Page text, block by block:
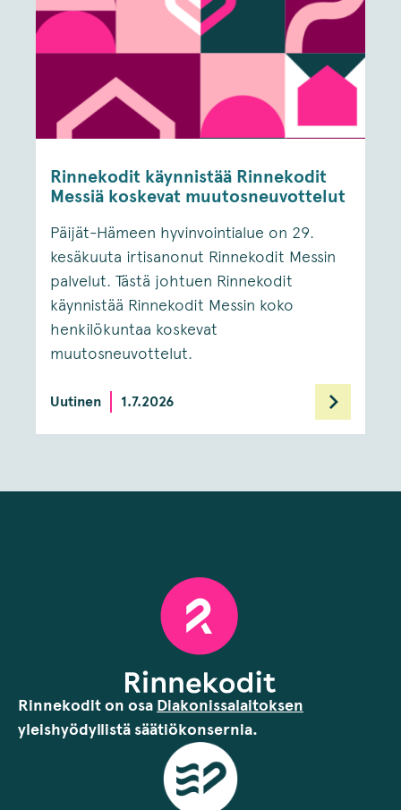
Rinnekodit käynnistää Rinnekodit
Messiä koskevat muutosneuvottelut
Päijät-Hämeen hyvinvointialue on 29.
kesäkuuta irtisanonut Rinnekodit Messin
palvelut. Tästä johtuen Rinnekodit
käynnistää Rinnekodit Messin koko
henkilökuntaa koskevat
muutosneuvottelut.
Uutinen 1.7.2026
Rinnekodit on osa Diakonissalaitoksen
yleishyödyllistä säätiökonsernia.